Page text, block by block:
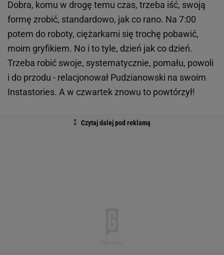
Dobra, komu w drogę temu czas, trzeba iść, swoją
formę zrobić, standardowo, jak co rano. Na 7:00
potem do roboty, ciężarkami się trochę pobawić,
moim gryfikiem. No i to tyle, dzień jak co dzień.
Trzeba robić swoje, systematycznie, pomału, powoli
i do przodu - relacjonował Pudzianowski na swoim
Instastories. A w czwartek znowu to powtórzył!